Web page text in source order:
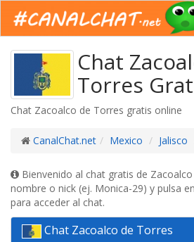
Chat
Torres
Chat Zacoalco de Torres gratis online
CanalChat.net Mexico Jalisco
Bienvenido al chat gratis de
nombre o nick (ej. Monica-29) y pulsa
para acceder al chat.
Chat Zacoalco de Torres